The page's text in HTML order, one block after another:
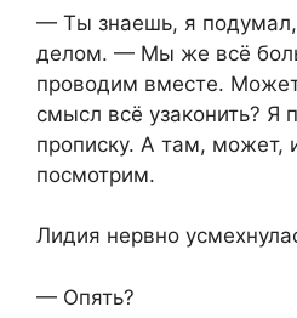
— Ты знаешь, я
делом. — Мы же всё
проводим вместе.
смысл всё узаконить? Я
прописку. А там, может,
посмотрим.
Лидия нервно
— Опять?